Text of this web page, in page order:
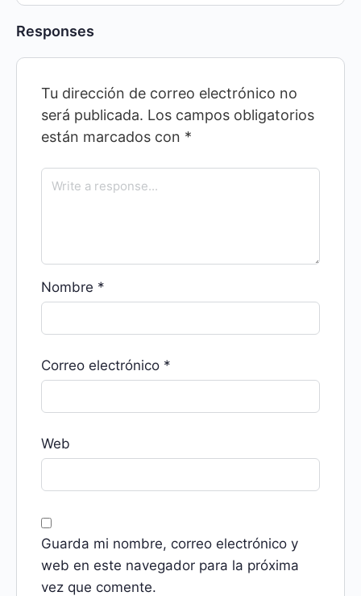
Responses
Tu dirección de correo electrónico no
será publicada. Los campos obligatorios
están marcados con *
Nombre *
Correo electrónico *
Web
Guarda mi nombre, correo electrónico y
web en este navegador para la próxima
vez que comente.